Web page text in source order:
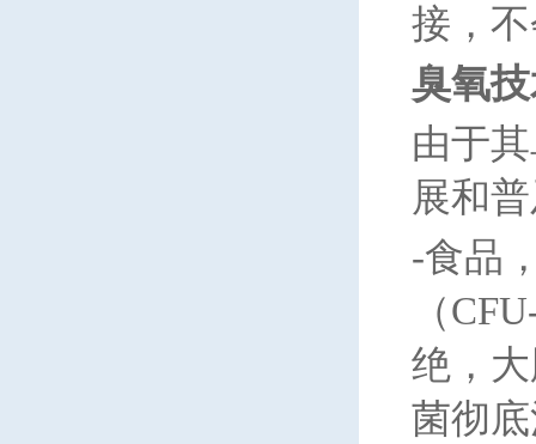
接，
臭氧
由于
展和
-食品
（
绝，
菌彻